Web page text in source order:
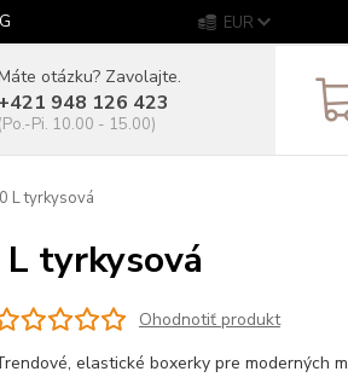
EUR
otázku? Zavolajte.
+421 948 126 423
(Po.-Pi. 10.00 - 15.00)
L tyrkysová
tyrkysová
Ohodnotiť produkt
elastické boxerky pre moderných